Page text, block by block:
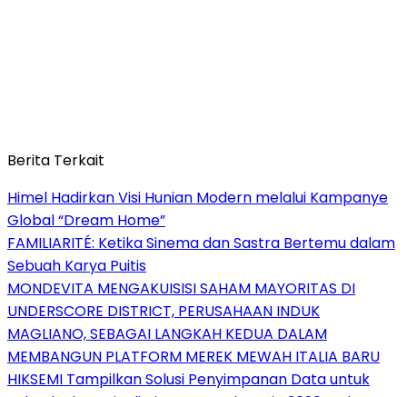
Berita Terkait
Himel Hadirkan Visi Hunian Modern melalui Kampanye
Global “Dream Home”
FAMILIARITÉ: Ketika Sinema dan Sastra Bertemu dalam
Sebuah Karya Puitis
MONDEVITA MENGAKUISISI SAHAM MAYORITAS DI
UNDERSCORE DISTRICT, PERUSAHAAN INDUK
MAGLIANO, SEBAGAI LANGKAH KEDUA DALAM
MEMBANGUN PLATFORM MEREK MEWAH ITALIA BARU
HIKSEMI Tampilkan Solusi Penyimpanan Data untuk